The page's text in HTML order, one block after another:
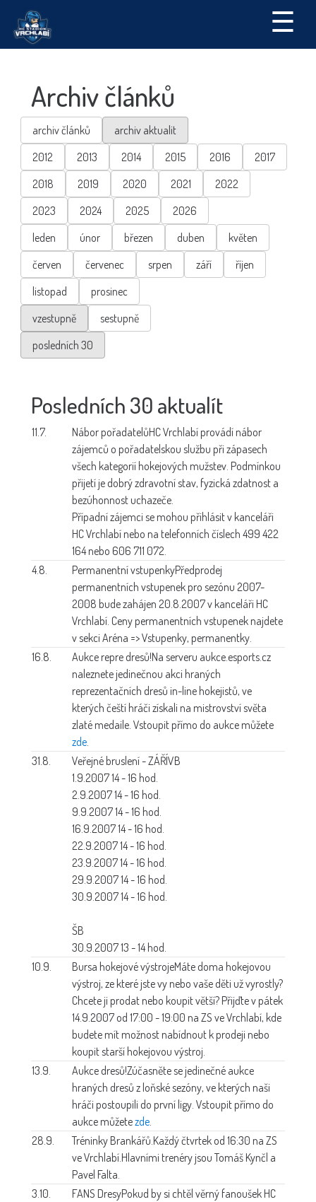
☰
Archiv článků
archiv článků
archiv aktualit
2012
2013 2014 2015 2016
2017
2018
2019 2020 2021
2022
2023
2024 2025
2026
leden
únor březen duben
květen
červen
červenec srpen září
říjen
listopad
prosinec
vzestupně
sestupně
posledních 30
Posledních 30 aktualít
11.7. Nábor pořadatelůHC Vrchlabí provádí nábor
zájemců o pořadatelskou službu při zápasech
všech kategorií hokejových mužstev. Podmínkou
přijetí je dobrý zdravotní stav, fyzická zdatnost a
bezúhonnost uchazeče.
Případní zájemci se mohou přihlásit v kanceláři
HC Vrchlabí nebo na telefonních číslech 499 422
164 nebo 606 711 072.
4.8.
Permanentní vstupenkyPředprodej
permanentních vstupenek pro sezónu 2007-
2008 bude zahájen 20.8.2007 v kanceláři HC
Vrchlabí. Ceny permanentních vstupenek najdete
v sekci Aréna => Vstupenky, permanentky.
16.8.
Aukce repre dresů!Na serveru aukce.esports.cz
naleznete jedinečnou akci hraných
reprezentačních dresů in-line hokejistů, ve
kterých čeští hráči získali na mistrovství světa
zlaté medaile. Vstoupit přímo do aukce můžete
zde
31.8.
Veřejné bruslení - ZÁŘÍVB
1.9.2007 14 - 16 hod.
2.9.2007 14 - 16 hod.
9.9.2007 14 - 16 hod.
16.9.2007 14 - 16 hod.
22.9.2007 14 - 16 hod.
23.9.2007 14 - 16 hod.
29.9.2007 14 - 16 hod.
30.9.2007 14 - 16 hod.
ŠB
30.9.2007 13 - 14 hod.
10.9.
Bursa hokejové výstrojeMáte doma hokejovou
výstroj, ze které jste vy nebo vaše děti už vyrostly?
Chcete ji prodat nebo koupit větší? Přijďte v pátek
14.9.2007 od 17:00 - 19:00 na ZS ve Vrchlabí, kde
budete mít možnost nabídnout k prodeji nebo
koupit starší hokejovou výstroj.
13.9.
Aukce dresů!Zúčasněte se jedinečné aukce
hraných dresů z loňské sezóny, ve kterých naši
hráči postoupili do první ligy. Vstoupit přímo do
aukce můžetezde
28.9.
Tréninky Brankářů. Každý čtvrtek od 16:30 na ZS
ve Vrchlabí.Hlavními trenéry jsou Tomáš Kynčl a
Pavel Falta.
3.10.
FANS DresyPokud by si chtěl věrný fanoušek HC